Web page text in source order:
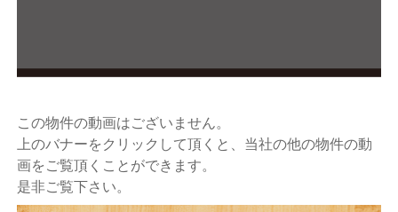
この物件の動画はございません。
上のバナーをクリックして頂くと、当社の他の物件の動
画をご覧頂くことができます。
是非ご覧下さい。